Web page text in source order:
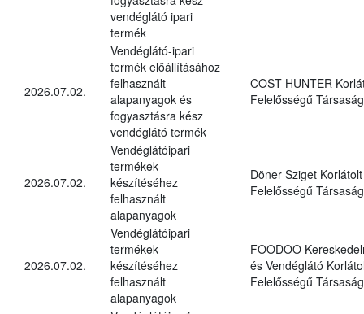
vendéglátó ipari
termék
2026.07.02.
Vendéglátó-ipari
termék előállításához
felhasznált
alapanyagok és
fogyasztásra kész
vendéglátó termék
COST HUNTER
Felelősségű Társaság
2026.07.02.
Vendéglátóipari
termékek
készítéséhez
felhasznált
alapanyagok
Döner Sziget Korlátolt
Felelősségű Társaság
2026.07.02.
Vendéglátóipari
termékek
készítéséhez
felhasznált
alapanyagok
FOODOO
és Vendéglátó
Felelősségű Társaság